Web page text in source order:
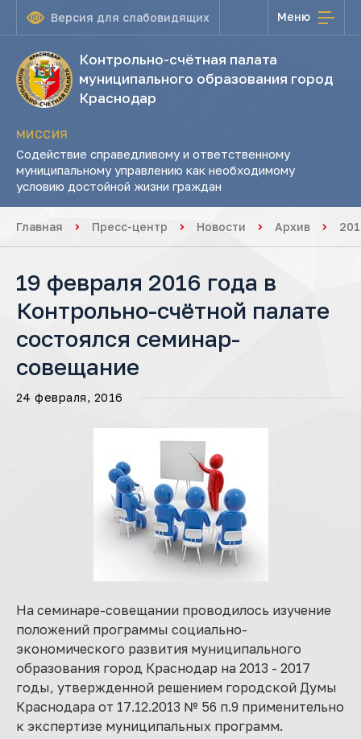
Версия для слабовидящих Меню
Контрольно-счётная палата
муниципального образования город
Краснодар
МИССИЯ
Содействие справедливому и ответственному
муниципальному управлению как необходимому
условию достойной жизни граждан
Главная Пресс-центр Новости Архив
19 февраля 2016 года в
Контрольно-счётной палате
состоялся семинар-
совещание
24 февраля, 2016
На семинаре-совещании проводилось изучение
положений программы социально-
экономического развития муниципального
образования город Краснодар на 2013 - 2017
годы, утвержденной решением городской Думы
Краснодара от 17.12.2013 № 56 п.9 применительно
к экспертизе муниципальных программ.